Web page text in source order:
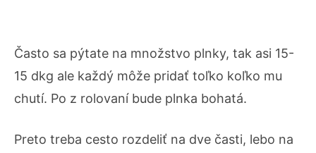
Často sa pýtate na množstvo plnky, tak asi 15-
15 dkg ale každý môže pridať toľko koľko mu
chutí. Po z rolovaní bude plnka bohatá.
Preto treba cesto rozdeliť na dve časti, lebo na